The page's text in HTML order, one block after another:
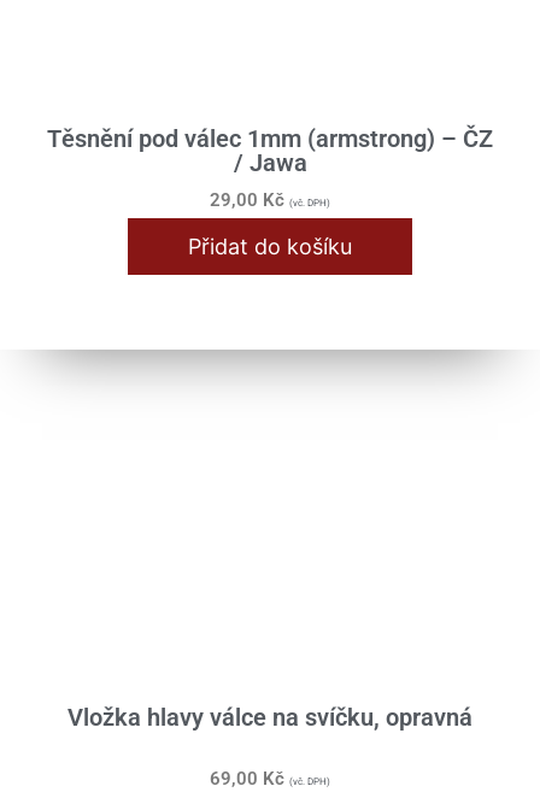
Těsnění pod válec 1mm (armstrong) – ČZ
/ Jawa
29,00 Kč (vč. DPH)
Přidat do košíku
Vložka hlavy válce na svíčku, opravná
69,00 Kč (vč. DPH)